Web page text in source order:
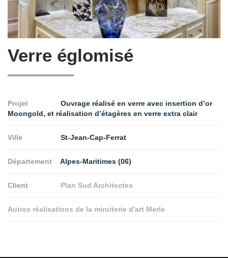
Verre églomisé
Projet
Ouvrage réalisé en verre avec insertion d’or
Moongold, et réalisation d’étagères en verre extra clair
Ville St-Jean-Cap-Ferrat
Département Alpes-Maritimes (06)
Client Plan Sud Architectes
Autres réalisations de la miroiterie d'art Merle